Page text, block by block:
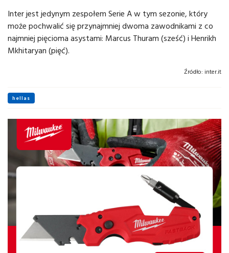
Inter jest jedynym zespołem Serie A w tym sezonie, który
może pochwalić się przynajmniej dwoma zawodnikami z co
najmniej pięcioma asystami: Marcus Thuram (sześć) i Henrikh
Mkhitaryan (pięć).
Źródło: inter.it
hellas